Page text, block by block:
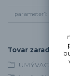
parameter1
Tovar zaradený
UMÝVACÍ